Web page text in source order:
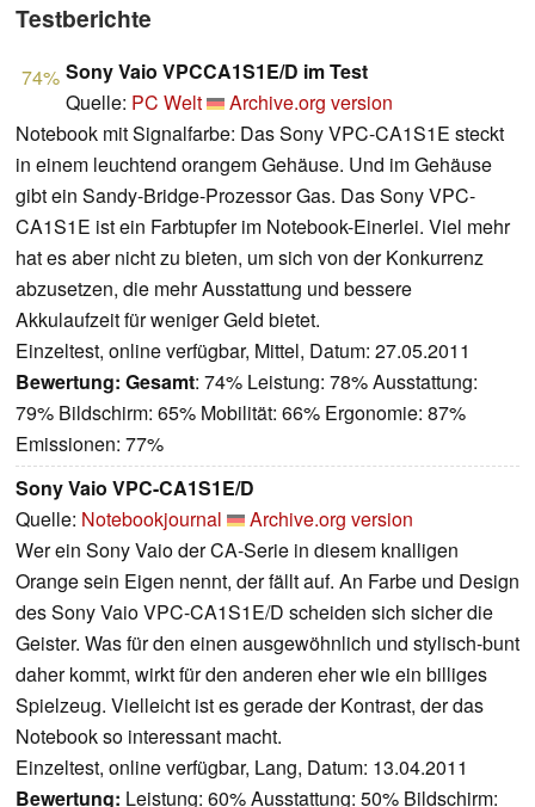
Testberichte
74% Sony Vaio VPCCA1S1E/D im Test
Quelle: PC Welt
Archive.org version
Notebook mit Signalfarbe: Das Sony VPC-CA1S1E steckt
in einem leuchtend orangem Gehäuse. Und im Gehäuse
gibt ein Sandy-Bridge-Prozessor Gas. Das Sony VPC-
CA1S1E ist ein Farbtupfer im Notebook-Einerlei. Viel mehr
hat es aber nicht zu bieten, um sich von der Konkurrenz
abzusetzen, die mehr Ausstattung und bessere
Akkulaufzeit für weniger Geld bietet.
Einzeltest, online verfügbar, Mittel, Datum: 27.05.2011
Bewertung: Gesamt: 74% Leistung: 78% Ausstattung:
79% Bildschirm: 65% Mobilität: 66% Ergonomie: 87%
Emissionen: 77%
Sony Vaio VPC-CA1S1E/D
Quelle: Notebookjournal
Archive.org version
Wer ein Sony Vaio der CA-Serie in diesem knalligen
Orange sein Eigen nennt, der fällt auf. An Farbe und Design
des Sony Vaio VPC-CA1S1E/D scheiden sich sicher die
Geister. Was für den einen ausgewöhnlich und stylisch-bunt
daher kommt, wirkt für den anderen eher wie ein billiges
Spielzeug. Vielleicht ist es gerade der Kontrast, der das
Notebook so interessant macht.
Einzeltest, online verfügbar, Lang, Datum: 13.04.2011
Bewertung: Leistung: 60% Ausstattung: 50% Bildschirm: